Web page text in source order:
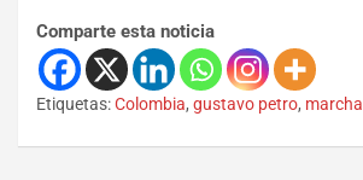
Comparte esta noticia
Etiquetas:Colombia, gustavo petro, marcha